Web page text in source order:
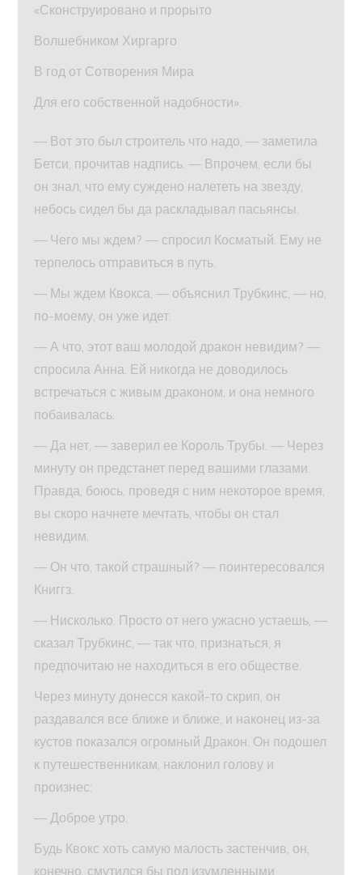
«Сконструировано и прорыто
Волшебником Хиргарго
В год от Сотворения Мира
Для его собственной надобности».
— Вот это был строитель что надо, — заметила
Бетси, прочитав надпись. — Впрочем, если бы
он знал, что ему суждено налететь на звезду,
небось сидел бы да раскладывал пасьянсы.
— Чего мы ждем? — спросил Косматый. Ему не
терпелось отправиться в путь.
— Мы ждем Квокса, — объяснил Трубкинс, — но,
по-моему, он уже идет.
— А что, этот ваш молодой дракон невидим? —
спросила Анна. Ей никогда не доводилось
встречаться с живым драконом, и она немного
побаивалась.
— Да нет, — заверил ее Король Трубы. — Через
минуту он предстанет перед вашими глазами.
Правда, боюсь, проведя с ним некоторое время,
вы скоро начнете мечтать, чтобы он стал
невидим.
— Он что, такой страшный? — поинтересовался
Книггз.
— Нисколько. Просто от него ужасно устаешь, —
сказал Трубкинс, — так что, признаться, я
предпочитаю не находиться в его обществе.
Через минуту донесся какой-то скрип, он
раздавался все ближе и ближе, и наконец из-за
кустов показался огромный Дракон. Он подошел
к путешественникам, наклонил голову и
произнес:
— Доброе утро.
Будь Квокс хоть самую малость застенчив, он,
конечно, смутился бы под изумленными